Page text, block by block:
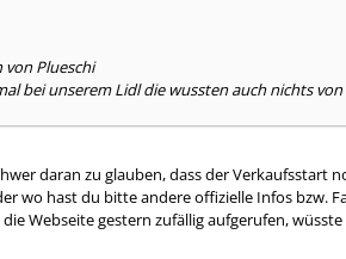
von Plueschi
bei unserem Lidl die wussten auch nichts
daran zu glauben, dass der Verkaufsstart
wo hast du bitte andere offizielle Infos bzw.
Webseite gestern zufällig aufgerufen,